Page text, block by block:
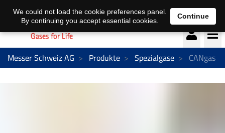
Deutsch français
Messer Schweiz AG Produkte Spezialgase CANgas
We could not load the cookie preferences panel.
By continuing you accept essential cookies.
Continue